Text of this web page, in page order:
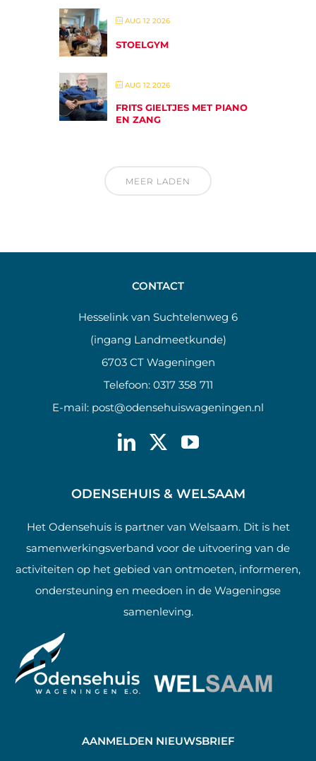
AUG 12 2026
STOELGYM
AUG 12 2026
FRITS GIELTJES MET PIANO
EN ZANG
MEER LADEN
CONTACT
Hesselink van Suchtelenweg 6
(ingang Landmeetkunde)
6703 CT Wageningen
Telefoon: 0317 358 711
E-mail: post@odensehuiswageningen.nl
ODENSEHUIS & WELSAAM
Het Odensehuis is partner van Welsaam. Dit is het
samenwerkingsverband voor de uitvoering van de
activiteiten op het gebied van ontmoeten, informeren,
ondersteuning en meedoen in de Wageningse
samenleving.
AANMELDEN NIEUWSBRIEF